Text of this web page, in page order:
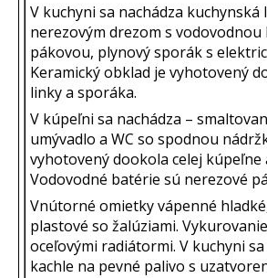
V kuchyni sa nachádza kuchynská
nerezovým drezom s
pákovou, plynový sporák s
Keramický obklad je vyhotovený
linky a sporáka.
V kúpeľni sa nachádza –
umývadlo a WC so spodnou
vyhotovený dookola celej kúpeľne
Vodovodné batérie sú nerezové
Vnútorné omietky vápenné
plastové so žalúziami.
oceľovými radiátormi. V kuchyni
kachle na pevné palivo s